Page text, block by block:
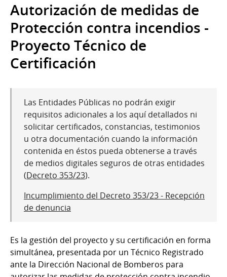
Autorización de medidas de
Protección contra incendios -
Proyecto Técnico de
Certificación
Las Entidades Públicas no podrán exigir
requisitos adicionales a los aquí detallados ni
solicitar certificados, constancias, testimonios
u otra documentación cuando la información
contenida en éstos pueda obtenerse a través
de medios digitales seguros de otras entidades
(Decreto 353/23).
Incumplimiento del Decreto 353/23 - Recepción
de denuncia
Es la gestión del proyecto y su certificación en forma
simultánea, presentada por un Técnico Registrado
ante la Dirección Nacional de Bomberos para